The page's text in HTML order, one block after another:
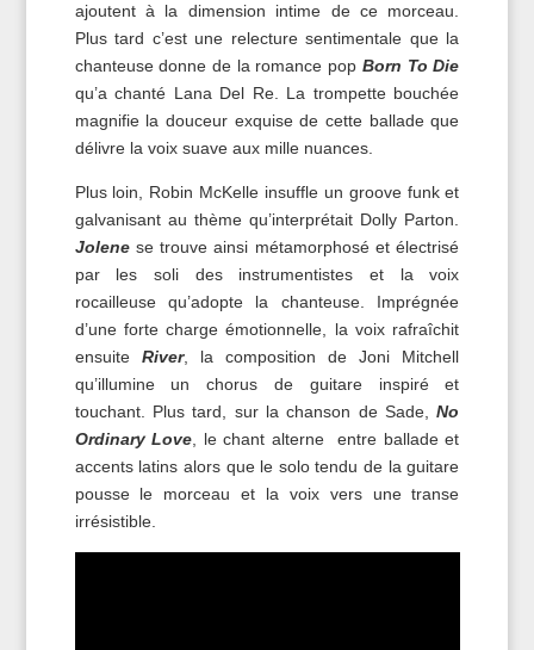
ajoutent à la dimension intime de ce morceau.
Plus tard c’est une relecture sentimentale que la
chanteuse donne de la romance pop Born To Die
qu’a chanté Lana Del Re. La trompette bouchée
magnifie la douceur exquise de cette ballade que
délivre la voix suave aux mille nuances.
Plus loin, Robin McKelle insuffle un groove funk et
galvanisant au thème qu’interprétait Dolly Parton.
Jolenese trouve ainsi métamorphosé et électrisé
par les soli des instrumentistes et la voix
rocailleuse qu’adopte la chanteuse. Imprégnée
d’une forte charge émotionnelle, la voix rafraîchit
ensuite River, la composition de Joni Mitchell
qu’illumine un chorus de guitare inspiré et
touchant. Plus tard, sur la chanson de Sade,No
Ordinary Love , le chant alterne entre ballade et
accents latins alors que le solo tendu de la guitare
pousse le morceau et la voix vers une transe
irrésistible.